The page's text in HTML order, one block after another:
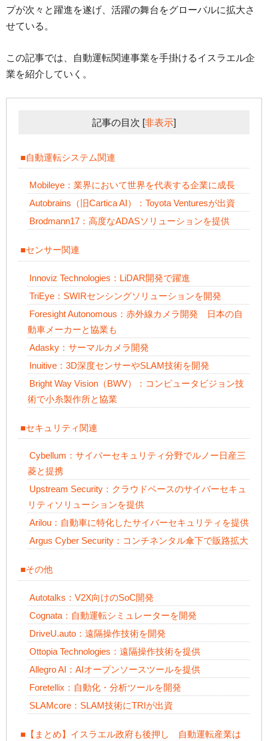
プが次々と躍進を遂げ、活躍の舞台をグローバルに拡大さ
せている。
この記事では、自動運転関連事業を手掛けるイスラエル企
業を紹介していく。
記事の目次 [非表示]
■自動運転システム関連
Mobileye：業界において世界を代表する企業に成長
Autobrains（旧Cartica AI）：Toyota Venturesが出資
Brodmann17：高度なADASソリューションを提供
■センサー関連
Innoviz Technologies：LiDAR開発で躍進
TriEye：SWIRセンシングソリューションを開発
Foresight Autonomous：赤外線カメラ開発 日本の自
動車メーカーと協業も
Adasky：サーマルカメラ開発
Inuitive：3D深度センサーやSLAM技術を開発
Bright Way Vision（BWV）：コンピュータビジョン技
術で小糸製作所と協業
■セキュリティ関連
Cybellum：サイバーセキュリティ分野でルノー日産三
菱と提携
Upstream Security：クラウドベースのサイバーセキュ
リティソリューションを提供
Arilou：自動車に特化したサイバーセキュリティを提供
Argus Cyber Security：コンチネンタル傘下で販路拡大
■その他
Autotalks：V2X向けのSoC開発
Cognata：自動運転シミュレーターを開発
DriveU.auto：遠隔操作技術を開発
Ottopia Technologies：遠隔操作技術を提供
Allegro AI：AIオープンソースツールを提供
Foretellix：自動化・分析ツールを開発
SLAMcore：SLAM技術にTRIが出資
■【まとめ】イスラエル政府も後押し 自動運転産業は